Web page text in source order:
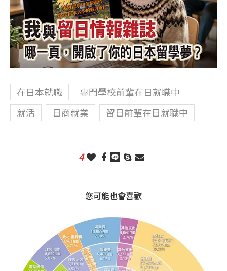
在日本就職
專門學校前輩在日就職中
就活
日商就業 留日前輩在日就職中
4
您可能也會喜歡